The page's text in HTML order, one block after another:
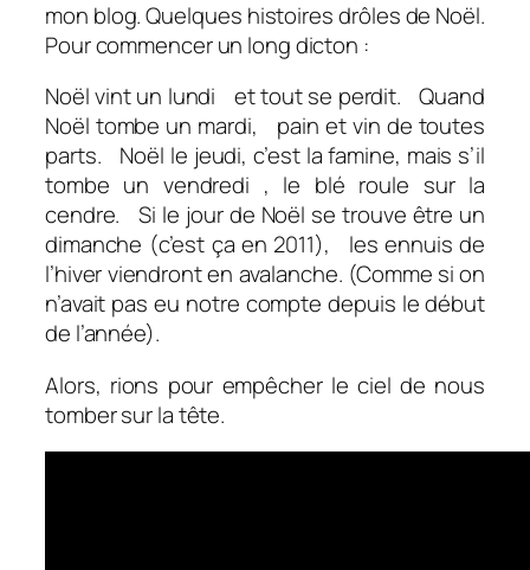
mon blog. Quelques histoires drôles de Noël.
Pour commencer un long dicton :
Noël vint un lundi et tout se perdit. Quand
Noël tombe un mardi, pain et vin de toutes
parts. Noël le jeudi, c’est la famine, mais s’il
tombe un vendredi , le blé roule sur la
cendre. Si le jour de Noël se trouve être un
dimanche (c’est ça en 2011), les ennuis de
l’hiver viendront en avalanche. (Comme si on
n’avait pas eu notre compte depuis le début
de l’année).
Alors, rions pour empêcher le ciel de nous
tomber sur la tête.